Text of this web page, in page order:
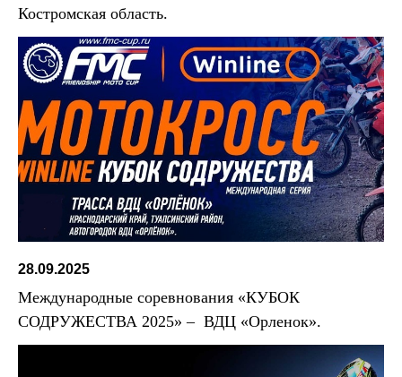
Костромская область.
28.09.2025
Международные соревнования «КУБОК
СОДРУЖЕСТВА 2025» – ВДЦ «Орленок».